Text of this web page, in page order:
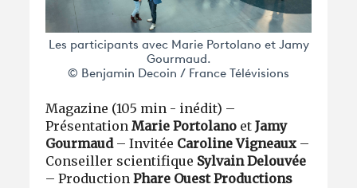
Les participants avec Marie Portolano et Jamy
Gourmaud.
© Benjamin Decoin / France Télévisions
Magazine (105 min - inédit) –
PrésentationMarie Portolano etJamy
Gourmaud– Invitée Caroline Vigneaux –
Conseiller scientifique Sylvain Delouvée
– ProductionPhare Ouest Productions